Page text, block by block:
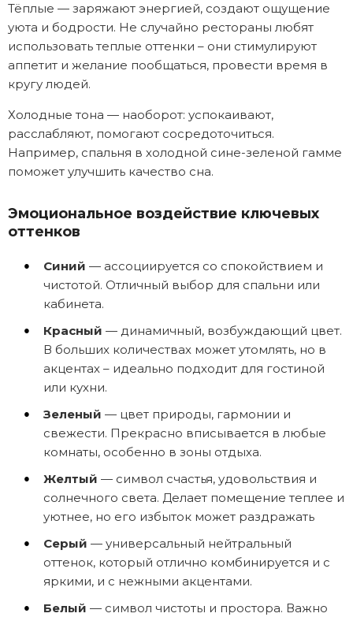
Тёплые — заряжают энергией, создают ощущение
уюта и бодрости. Не случайно рестораны любят
использовать теплые оттенки – они стимулируют
аппетит и желание пообщаться, провести время в
кругу людей.
Холодные тона — наоборот: успокаивают,
расслабляют, помогают сосредоточиться.
Например, спальня в холодной сине-зеленой гамме
поможет улучшить качество сна.
Эмоциональное воздействие ключевых
оттенков
Синий — ассоциируется со спокойствием и
чистотой. Отличный выбор для спальни или
кабинета.
Красный — динамичный, возбуждающий цвет.
В больших количествах может утомлять, но в
акцентах – идеально подходит для гостиной
или кухни.
Зеленый — цвет природы, гармонии и
свежести. Прекрасно вписывается в любые
комнаты, особенно в зоны отдыха.
Желтый — символ счастья, удовольствия и
солнечного света. Делает помещение теплее и
уютнее, но его избыток может раздражать
Серый — универсальный нейтральный
оттенок, который отлично комбинируется и с
яркими, и с нежными акцентами.
Белый — символ чистоты и простора. Важно